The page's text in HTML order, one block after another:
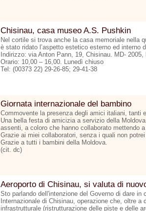
Chisinau, casa museo A.S. Pushkin
Nel cortile si trova anche la casa memoriale nella
è stato ridato l’aspetto estetico esterno ed interno
Indirizzo: via Anton Pann, 19, Chisinau. MD-
Orario: 10,00 – 16,00. Lunedì chiuso
Tel: (00373 22) 29-26-85; 29-41-38
Giornata internazionale del bambino
Commovente la presenza degli amici italiani, tanti
Una bella festa di amicizia a servizio della
assenti, a coloro che hanno collaborato mettendo
Grazie ai miei collaboratori, senza i quali non
Grazie a tutti i bambini della Moldova.
(cit. dc)
Aeroporto di Chisinau, si valuta di
Sto parlando dell'intenzione del Governo di dare in
Internazionale di Chisinau, operazione che, oltre a
infrastrutturale (ristrutturazione delle piste e delle